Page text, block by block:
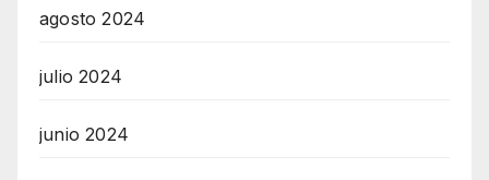
agosto 2024
julio 2024
junio 2024